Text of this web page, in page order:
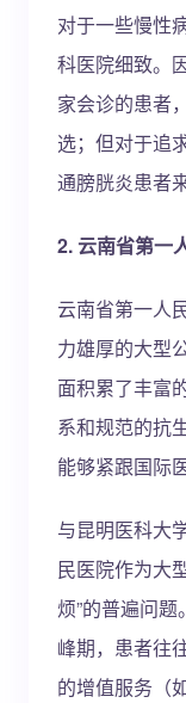
对于一些慢性
科医院细致。
家会诊的患者
选；但对于追
通膀胱炎患者
2. 云南省第一
云南省第一人
力雄厚的大型
面积累了丰富
系和规范的抗
能够紧跟国际
与昆明医科大
民医院作为大
烦”的普遍问
峰期，患者往
的增值服务（